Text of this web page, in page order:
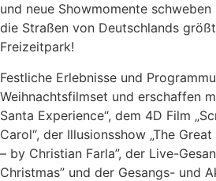
und neue Showmomente
die Straßen von Deutschlands
Freizeitpark!
Festliche Erlebnisse und
Weihnachtsfilmset und erschaffen
Santa Experience“, dem 4D Film
Carol“, der Illusionsshow „The
– by Christian Farla”, der Live-
Christmas” und der Gesangs- und